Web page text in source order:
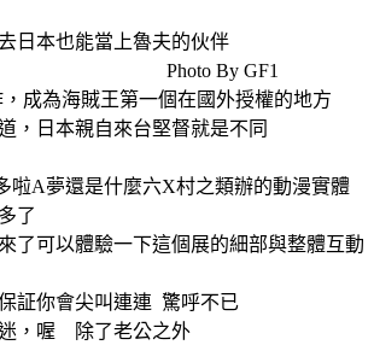
本也能當上魯夫的伙伴
By GF1
，成為海賊王第一個在國外授權的地方
，日本親自來台堅督就是不同
啦A夢還是什麼六X村之類辦的動漫實體
了
了可以體驗一下這個展的細部與整體互動
証你會尖叫連連 驚呼不已
，喔 除了老公之外